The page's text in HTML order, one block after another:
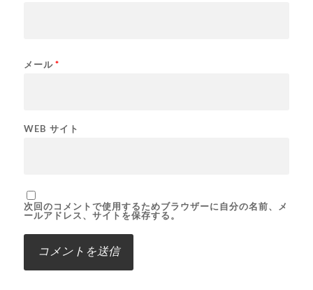
メール *
WEB サイト
次回のコメントで使用するためブラウザーに自分の名前、メ
ールアドレス、サイトを保存する。